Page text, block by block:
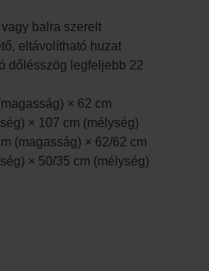
balra szerelt
eltávolítható huzat
dőlésszög legfeljebb 22
× 62 cm
× 107 cm (mélység)
(magasság) × 62/62 cm
× 50/35 cm (mélység)